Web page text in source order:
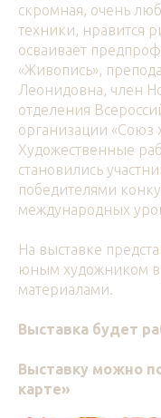
скромная, очень
техники, нравится
осваивает
«Живопись»,
Леонидовна, член
отделения
организации «Союз
Художественные
становились
победителями
международных
На выставке
юным художником в
материалами.
Выставка будет
Выставку можно
карте»